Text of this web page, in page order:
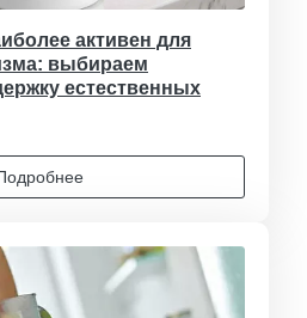
активен для
выбираем
естественных